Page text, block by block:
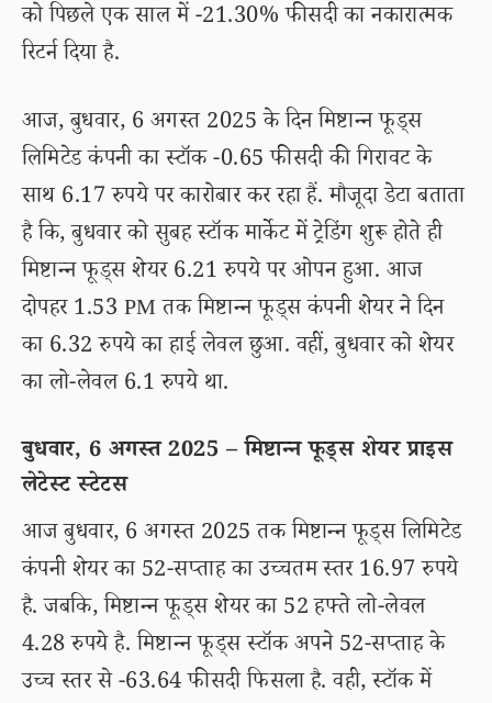
को पिछले एक साल में -21.30% फीसदी का नकारात्मक
रिटर्न दिया है.
आज, बुधवार, 6 अगस्त 2025 के दिन मिष्टान्न फूड्स
लिमिटेड कंपनी का स्टॉक -0.65 फीसदी की गिरावट के
साथ 6.17 रुपये पर कारोबार कर रहा हैं. मौजूदा डेटा बताता
है कि, बुधवार को सुबह स्टॉक मार्केट में ट्रेडिंग शुरू होते ही
मिष्टान्न फूड्स शेयर 6.21 रुपये पर ओपन हुआ. आज
दोपहर 1.53 PM तक मिष्टान्न फूड्स कंपनी शेयर ने दिन
का 6.32 रुपये का हाई लेवल छुआ. वहीं, बुधवार को शेयर
का लो-लेवल 6.1 रुपये था.
बुधवार, 6 अगस्त 2025 – मिष्टान्न फूड्स शेयर प्राइस
लेटेस्ट स्टेटस
आज बुधवार, 6 अगस्त 2025 तक मिष्टान्न फूड्स लिमिटेड
कंपनी शेयर का 52-सप्ताह का उच्चतम स्तर 16.97 रुपये
है. जबकि, मिष्टान्न फूड्स शेयर का 52 हफ्ते लो-लेवल
4.28 रुपये है. मिष्टान्न फूड्स स्टॉक अपने 52-सप्ताह के
उच्च स्तर से -63.64 फीसदी फिसला है. वही, स्टॉक में